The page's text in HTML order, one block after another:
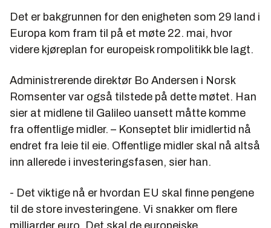
Det er bakgrunnen for den enigheten som 29 land i
Europa kom fram til på et møte 22. mai, hvor
videre kjøreplan for europeisk rompolitikk ble lagt.
Administrerende direktør Bo Andersen i Norsk
Romsenter var også tilstede på dette møtet. Han
sier at midlene til Galileo uansett måtte komme
fra offentlige midler. – Konseptet blir imidlertid nå
endret fra leie til eie. Offentlige midler skal nå altså
inn allerede i investeringsfasen, sier han.
- Det viktige nå er hvordan EU skal finne pengene
til de store investeringene. Vi snakker om flere
milliarder euro. Det skal de europeiske